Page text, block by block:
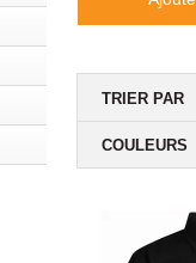
TRIER PAR
COULEURS